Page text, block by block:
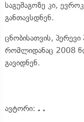
საგუშაგოზე კი,
განთავსდნენ.
ცნობისათვის,
რომლიდანაც 2008
გავიდნენ.
ავტორი: . .